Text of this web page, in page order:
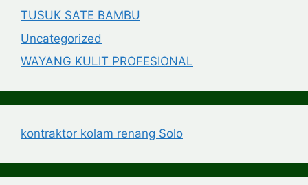
TUSUK SATE BAMBU
Uncategorized
WAYANG KULIT PROFESIONAL
kontraktor kolam renang Solo